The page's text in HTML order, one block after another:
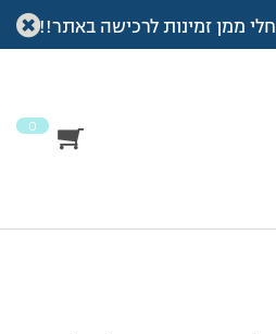
ממן זמינות לרכישה באתר!!
0
שומן